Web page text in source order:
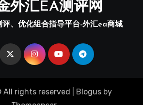
外汇EA测评网
、优化组合指导平台-外汇ea商城
All rights reserved Blogus by